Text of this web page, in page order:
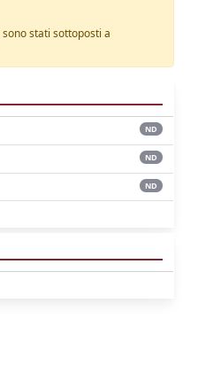
stati sottoposti a
ND
ND
ND